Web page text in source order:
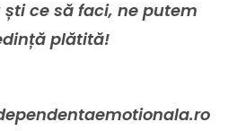
ce să faci, ne putem
plătită!